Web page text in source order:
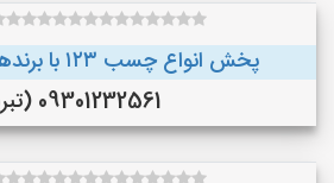
پخش انواع چسب ۱۲۳ با برندهای معروف بازار
09301232561 (تبریز)